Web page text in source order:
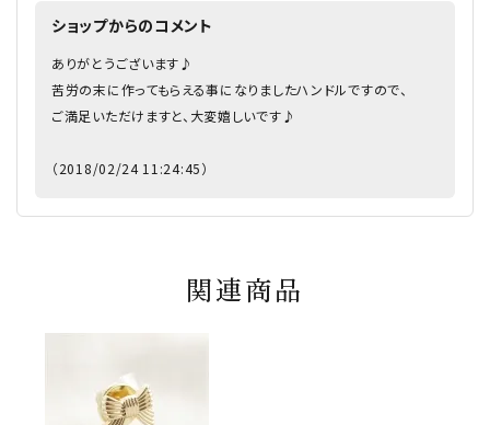
ショップからのコメント
ありがとうございます♪
苦労の末に作ってもらえる事になりましたハンドルですので、
ご満足いただけますと、大変嬉しいです♪
（2018/02/24 11:24:45）
関連商品